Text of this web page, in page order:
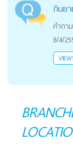
กินยา
คำถา
8/4/